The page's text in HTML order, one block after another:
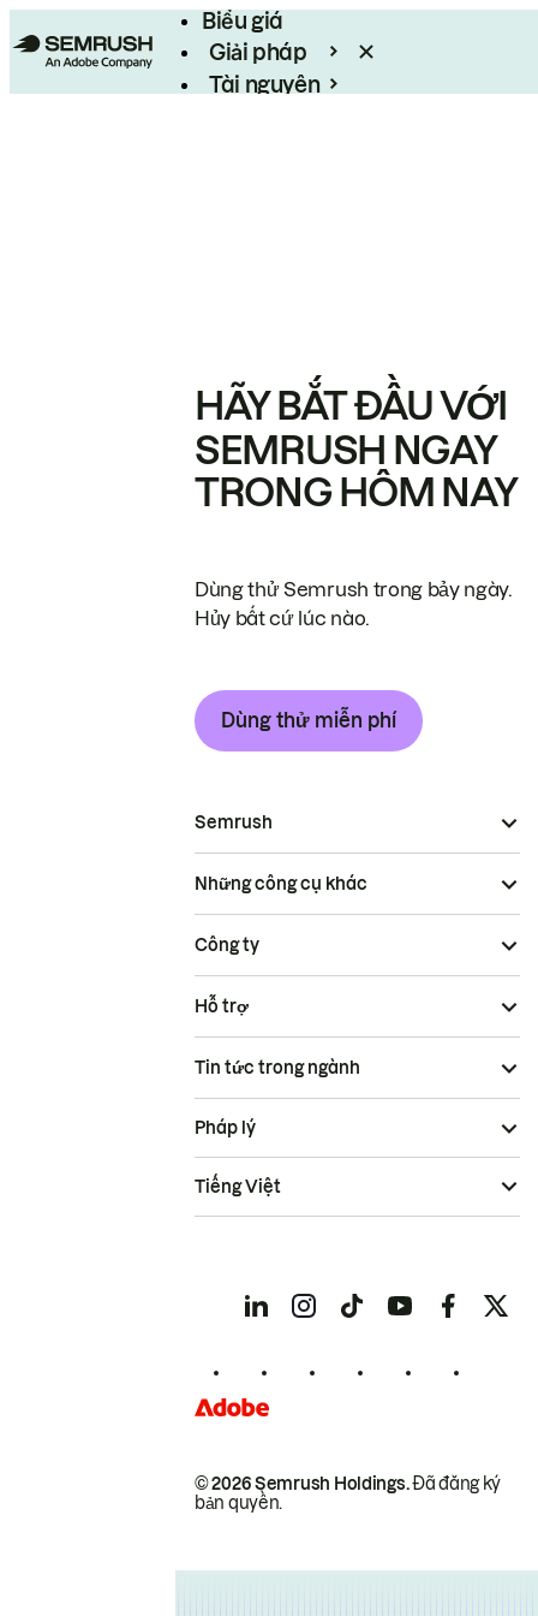
Biểu giá
Giải pháp
Tài nguyên
HÃY BẮT ĐẦU VỚI
SEMRUSH NGAY
TRONG HÔM NAY
Dùng thử Semrush trong bảy ngày.
Hủy bất cứ lúc nào.
Dùng thử miễn phí
Semrush
Những công cụ khác
Công ty
Hỗ trợ
Tin tức trong ngành
© 2026 Semrush Holdings.Đã đăng ký
bản quyền.
Pháp lý
Tiếng Việt